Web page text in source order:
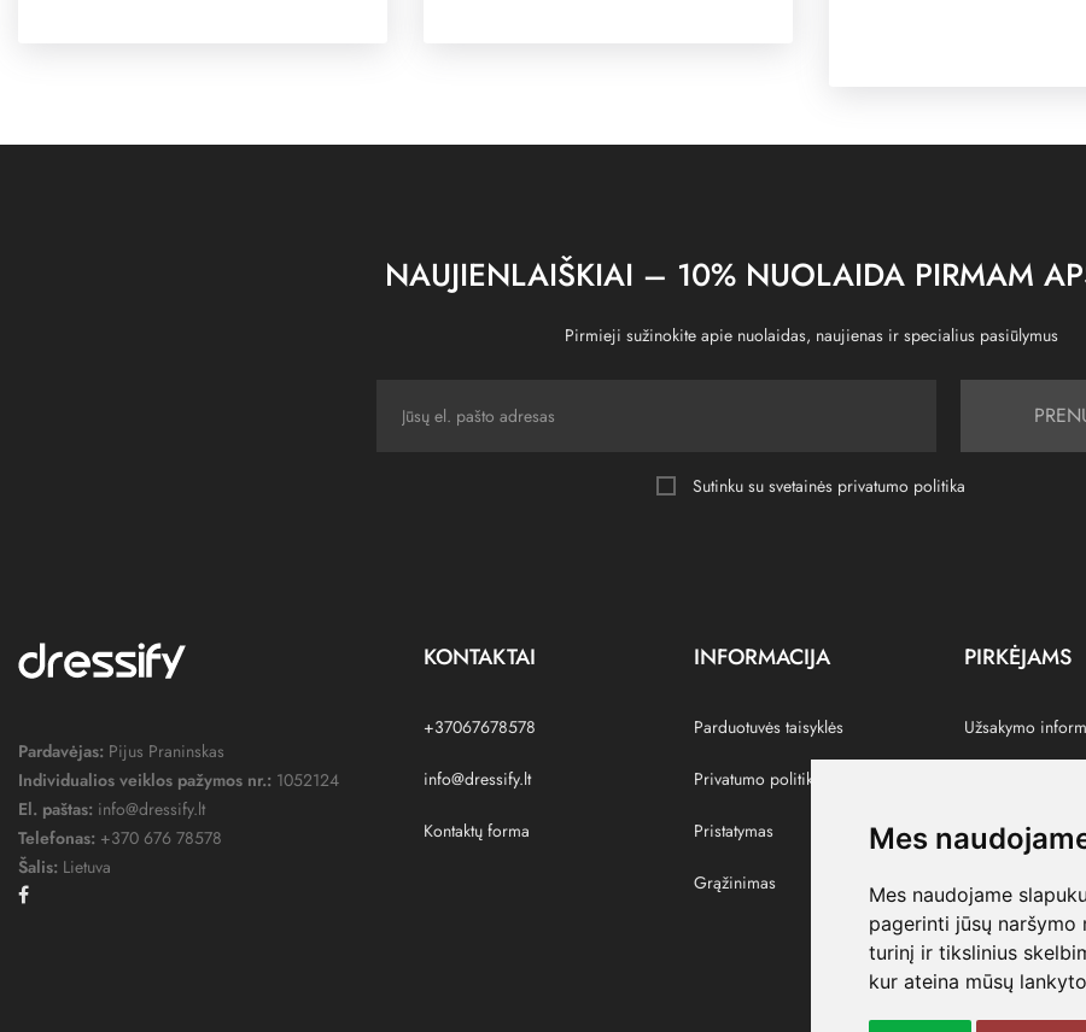
Mes
Mes naudojame
pagerinti jūsų
turinį ir tikslinius
kur ateina mūsų
NAUJIENLAIŠKIAI – 10% NUOLAIDA PIRMAM
Pirmieji sužinokite apie nuolaidas, naujienas ir specialius pasiūlymus
Sutinku su svetainės privatumo politika
Pardavėjas: Pijus Praninskas
Individualios veiklos pažymos nr.: 1052124
El. paštas: info@dressify.lt
Telefonas: +370 676 78578
Šalis: Lietuva
KONTAKTAI
+37067678578
info@dressify.lt
Kontaktų forma
INFORMACIJA
Parduotuvės taisyklės
Privatumo politika
Pristatymas
Grąžinimas
PIRKĖJAMS
Užsakymo
Paskyra
Pamėgtos prekės